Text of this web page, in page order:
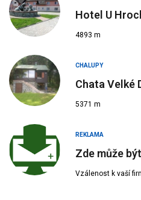
Hotel U
4893 m
CHALUPY
Chata Velké
5371 m
REKLAMA
Zde může
Vzálenost k vaší